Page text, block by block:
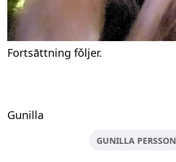
Fortsāttning fǒljer.
Gunilla
GUNILLA PERSSON